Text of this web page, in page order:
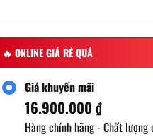
🔥 ONLINE GIÁ RẺ QUÁ
Giá khuyến mãi
16.900.000 ₫
Hàng chính hãng - Chất lượng